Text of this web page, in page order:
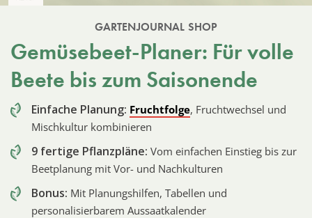
GARTENJOURNAL SHOP
Gemüsebeet-Planer: Für volle
Beete bis zum Saisonende
Einfache Planung: Fruchtfolge, Fruchtwechsel und
Mischkultur kombinieren
9 fertige Pflanzpläne: Vom einfachen Einstieg bis zur
Beetplanung mit Vor- und Nachkulturen
Bonus: Mit Planungshilfen, Tabellen und
personalisierbarem Aussaatkalender